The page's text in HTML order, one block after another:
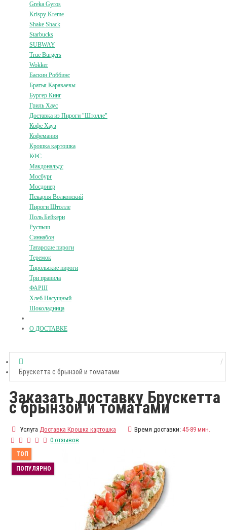
Greka Gyros
Krispy Kreme
Shake Shack
Starbucks
SUBWAY
True Burgers
Wokker
Баскин Роббинс
Братья Караваевы
Бургер Кинг
Гриль Хаус
Доставка из Пироги "Штолле"
Кофе Хауз
Кофемания
Крошка картошка
КФС
Макдональдс
Мосбург
Мосдонер
Пекарня Волконский
Пироги Штолле
Поль Бейкери
Руспыш
Синнабон
Татарские пироги
Теремок
Тирольские пироги
Три правила
ФАРШ
Хлеб Насущный
Шоколадница
О ДОСТАВКЕ
Брускетта с брынзой и томатами
Заказать доставку Брускетта
с брынзой и томатами
Услуга Доставка Крошка картошка Время доставки: 45-89 мин.
0 отзывов
ТОП
ПОПУЛЯРНО